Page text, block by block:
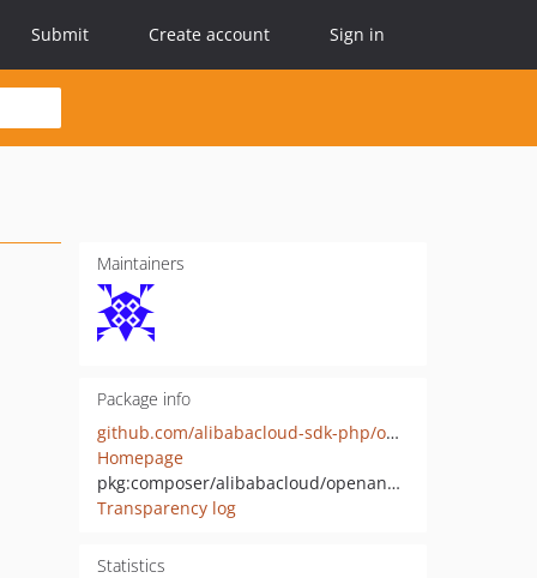
Submit Create account Sign in
Maintainers
Package info
github.com/alibabacloud-sdk-php/openanalyticsopen
Homepage
pkg:composer/alibabacloud/openanalyticsopen
Transparency log
Statistics